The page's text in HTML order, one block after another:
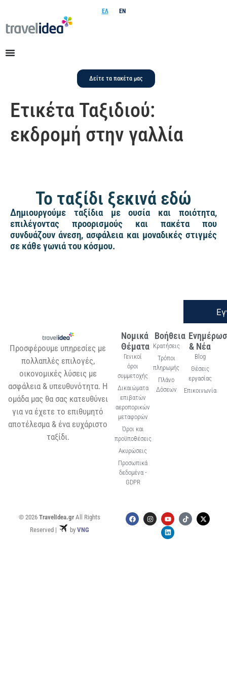
ΕΛ EN
Δείτε τα πακέτα μας
Ετικέτα Ταξιδιού:
εκδρομή στην γαλλία
Το ταξίδι ξεκινά εδώ
Δημιουργούμε ταξίδια με ουσία και ποιότητα,
επιλέγοντας προορισμούς και πακέτα που
συνδυάζουν άνεση, ασφάλεια και μοναδικές στιγμές
σε κάθε γωνιά του κόσμου.
Προσφέρουμε υπηρεσίες με
πολλαπλές επιλογές,
οικονομικές λύσεις με
ασφάλεια & υπευθυνότητα. Η
ομάδα μας θα σας κατευθύνει
για να έχετε το επιθυμητό
αποτέλεσμα & ένα ευχάριστο
ταξίδι.
Νομικά
Θέματα
Γενικοί
όροι
συμμετοχής
Δικαιώματα
επιβατών
αεροπορικών
μεταφορών
Όροι και
προϋποθέσεις
Ακυρώσεις
Προσωπικά
δεδομένα -
GDPR
Βοήθεια
Κρατήσεις
Τρόποι
πληρωμής
Πλάνο
Δόσεων
& Νέα
Blog
Θέσεις
εργασίας
Επικοινωνία
© 2026 TravelIdea.grAll Rights
Reserved |
by VNG